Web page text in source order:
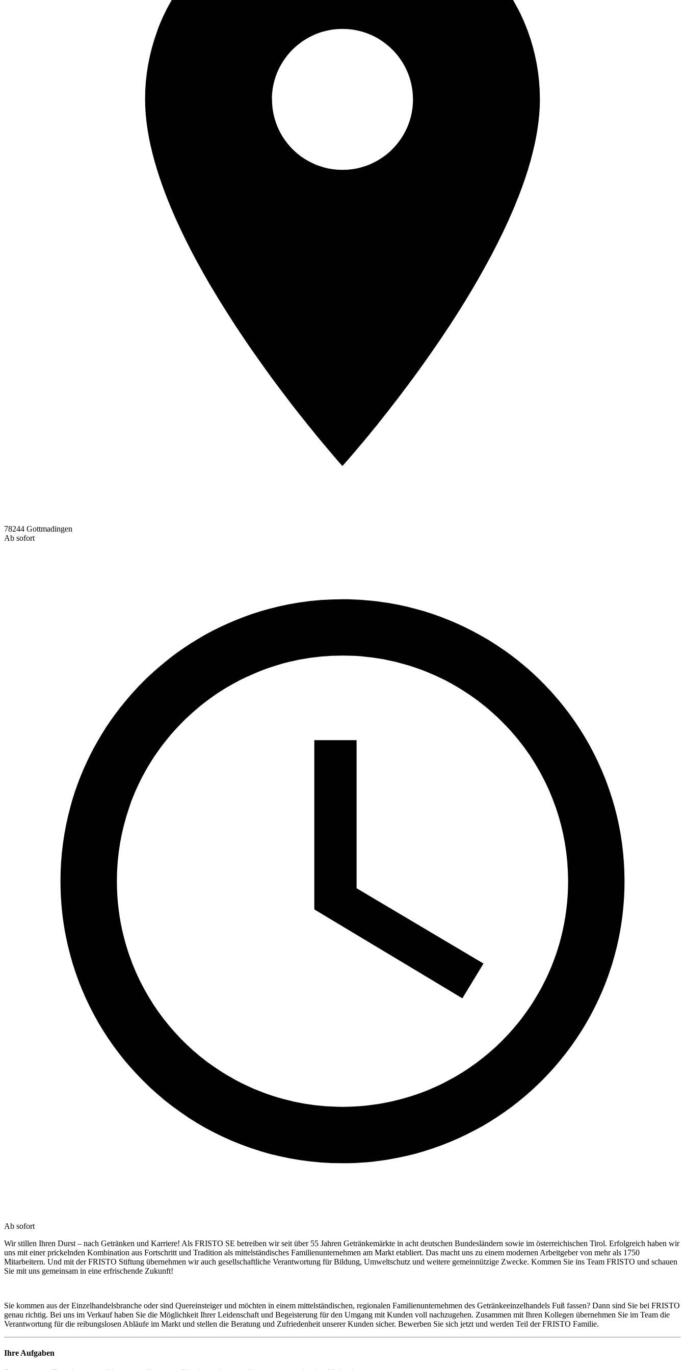
78244 Gottmadingen
Ab sofort
Ab sofort
Wir stillen Ihren Durst – nach Getränken und Karriere! Als FRISTO SE betreiben wir seit über 55 Jahren Getränkemärkte in acht deutschen Bundesländern sowie im österreichischen Tirol. Erfolgreich haben wir
uns mit einer prickelnden Kombination aus Fortschritt und Tradition als mittelständisches Familienunternehmen am Markt etabliert. Das macht uns zu einem modernen Arbeitgeber von mehr als 1750
Mitarbeitern. Und mit der FRISTO Stiftung übernehmen wir auch gesellschaftliche Verantwortung für Bildung, Umweltschutz und weitere gemeinnützige Zwecke. Kommen Sie ins Team FRISTO und schauen
Sie mit uns gemeinsam in eine erfrischende Zukunft!
Sie kommen aus der Einzelhandelsbranche oder sind Quereinsteiger und möchten in einem mittelständischen, regionalen Familienunternehmen des Getränkeeinzelhandels Fuß fassen? Dann sind Sie bei FRISTO
genau richtig. Bei uns im Verkauf haben Sie die Möglichkeit Ihrer Leidenschaft und Begeisterung für den Umgang mit Kunden voll nachzugehen. Zusammen mit Ihren Kollegen übernehmen Sie im Team die
Verantwortung für die reibungslosen Abläufe im Markt und stellen die Beratung und Zufriedenheit unserer Kunden sicher. Bewerben Sie sich jetzt und werden Teil der FRISTO Familie.
Ihre Aufgaben